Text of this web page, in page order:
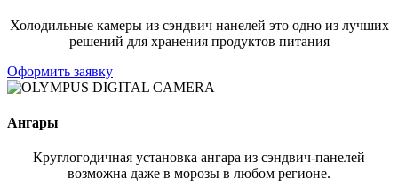
Холодильные камеры из сэндвич нанелей это одно из лучших
решений для хранения продуктов питания
Оформить заявку
Ангары
Круглогодичная установка ангара из сэндвич-панелей
возможна даже в морозы в любом регионе.